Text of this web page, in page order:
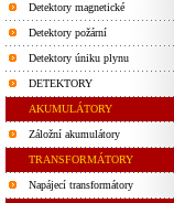
Detektory magnetické
Detektory požární
Detektory úniku plynu
DETEKTORY
AKUMULÁTORY
Záložní akumulátory
TRANSFORMÁTORY
Napájecí transformátory